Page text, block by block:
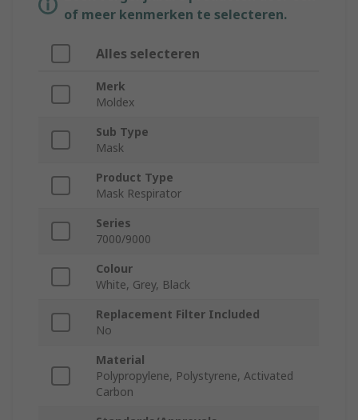
of meer kenmerken te selecteren.
Alles selecteren
Merk
Moldex
Sub Type
Mask
Product Type
Mask Respirator
Series
7000/9000
Colour
White, Grey, Black
Replacement Filter Included
No
Material
Polypropylene, Polystyrene, Activated
Carbon